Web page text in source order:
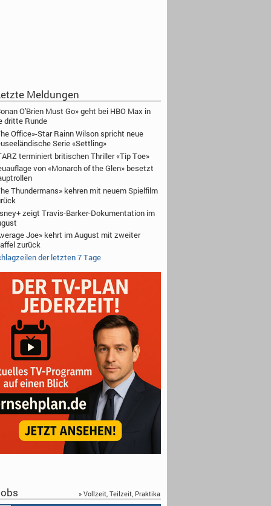
Meldungen
O'Brien Must Go» geht bei HBO Max in
dritte Runde
Office»-Star Rainn Wilson spricht neue
Serie «Settling»
terminiert britischen Thriller «Tip Toe»
von «Monarch of the Glen» besetzt
Thundermans» kehren mit neuem Spielfilm
zeigt Travis-Barker-Dokumentation im
Joe» kehrt im August mit zweiter
zurück
der letzten 7 Tage
» Vollzeit, Teilzeit, Praktika